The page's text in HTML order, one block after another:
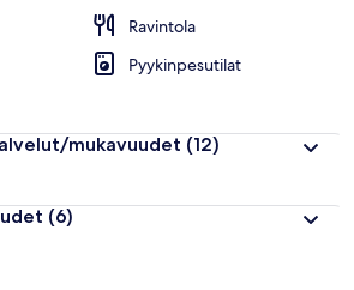
Ravintola
Pyykinpesutilat
mukavuudet (12)
(6)